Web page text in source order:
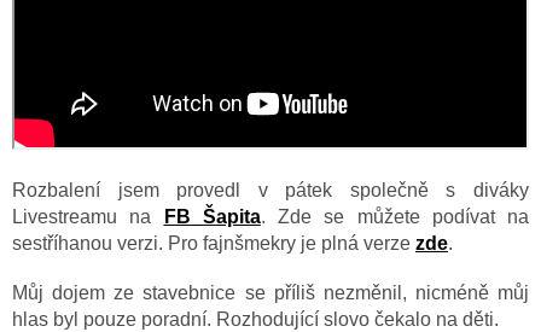
Rozbalení jsem provedl v pátek společně s diváky
Livestreamu na
FB Šapita. Zde se můžete podívat na
sestříhanou verzi. Pro fajnšmekry je plná verze zde.
Můj dojem ze stavebnice se příliš nezměnil, nicméně můj
hlas byl pouze poradní. Rozhodující slovo čekalo na děti.